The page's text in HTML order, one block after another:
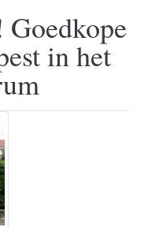
Goedkope
in het